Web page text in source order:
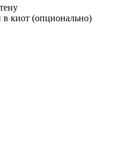
в киот (опционально)